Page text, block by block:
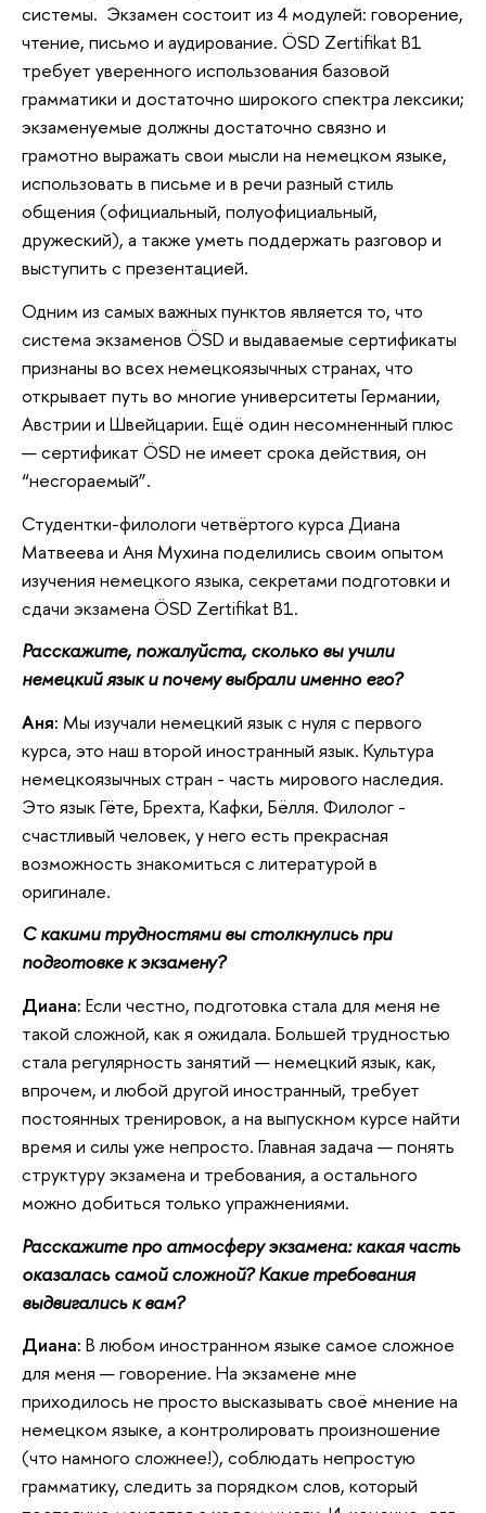
системы. Экзамен состоит из 4 модулей: говорение,
чтение, письмо и аудирование. ÖSD Zertifikat B1
требует уверенного использования базовой
грамматики и достаточно широкого спектра лексики;
экзаменуемые должны достаточно связно и
грамотно выражать свои мысли на немецком языке,
использовать в письме и в речи разный стиль
общения (официальный, полуофициальный,
дружеский), а также уметь поддержать разговор и
выступить с презентацией.
Одним из самых важных пунктов является то, что
система экзаменов ÖSD и выдаваемые сертификаты
признаны во всех немецкоязычных странах, что
открывает путь во многие университеты Германии,
Австрии и Швейцарии. Ещё один несомненный плюс
— сертификат ÖSD не имеет срока действия, он
“несгораемый”.
Студентки-филологи четвёртого курса Диана
Матвеева и Аня Мухина поделились своим опытом
изучения немецкого языка, секретами подготовки и
сдачи экзамена ÖSD Zertifikat B1.
Расскажите, пожалуйста, сколько вы учили
немецкий язык и почему выбрали именно его?
Аня: Мы изучали немецкий язык с нуля с первого
курса, это наш второй иностранный язык. Культура
немецкоязычных стран - часть мирового наследия.
Это язык Гёте, Брехта, Кафки, Бёлля. Филолог -
счастливый человек, у него есть прекрасная
возможность знакомиться с литературой в
оригинале.
С какими трудностями вы столкнулись при
подготовке к экзамену?
Диана: Если честно, подготовка стала для меня не
такой сложной, как я ожидала. Большей трудностью
стала регулярность занятий — немецкий язык, как,
впрочем, и любой другой иностранный, требует
постоянных тренировок, а на выпускном курсе найти
время и силы уже непросто. Главная задача — понять
структуру экзамена и требования, а остального
можно добиться только упражнениями.
Расскажите про атмосферу экзамена: какая часть
оказалась самой сложной? Какие требования
выдвигались к вам?
Диана: В любом иностранном языке самое сложное
для меня — говорение. На экзамене мне
приходилось не просто высказывать своё мнение на
немецком языке, а контролировать произношение
(что намного сложнее!), соблюдать непростую
грамматику, следить за порядком слов, который